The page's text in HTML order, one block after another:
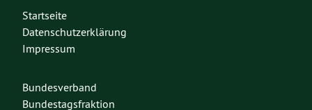
Startseite
Datenschutzerklärung
Impressum
Bundesverband
Bundestagsfraktion